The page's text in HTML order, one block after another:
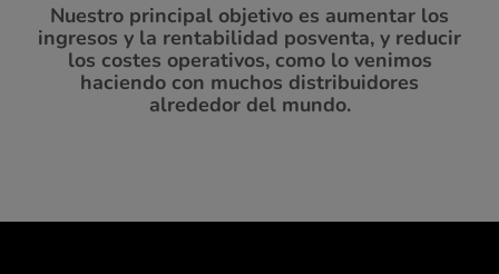
Nuestro principal objetivo es aumentar los
ingresos y la rentabilidad posventa, y reducir
los costes operativos, como lo venimos
haciendo con muchos distribuidores
alrededor del mundo.